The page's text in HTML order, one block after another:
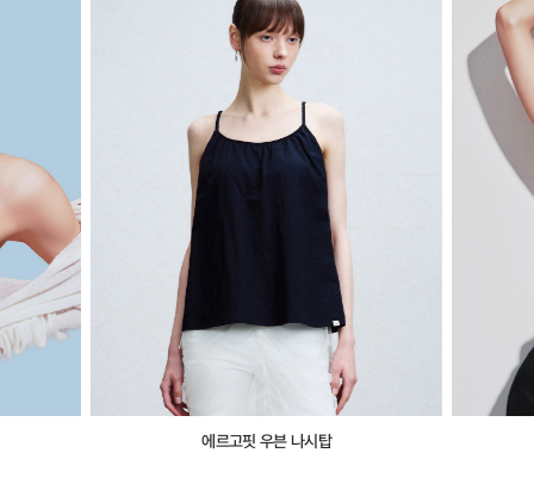
에르고핏 우븐 나시탑